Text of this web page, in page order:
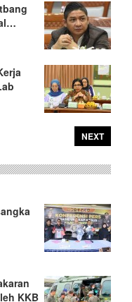
NEXT
KKB